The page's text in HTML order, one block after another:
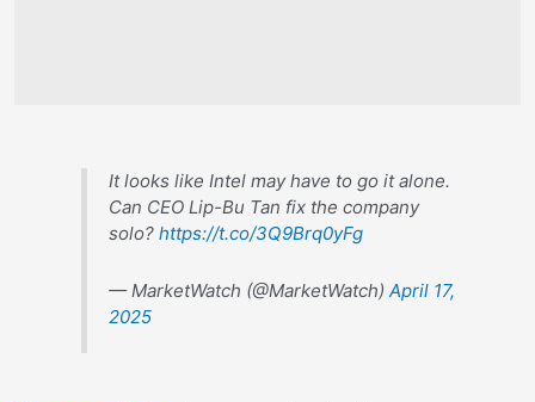
It looks like Intel may have to go it alone.
Can CEO Lip-Bu Tan fix the company
solo? https://t.co/3Q9Brq0yFg
— MarketWatch (@MarketWatch) April 17,
2025